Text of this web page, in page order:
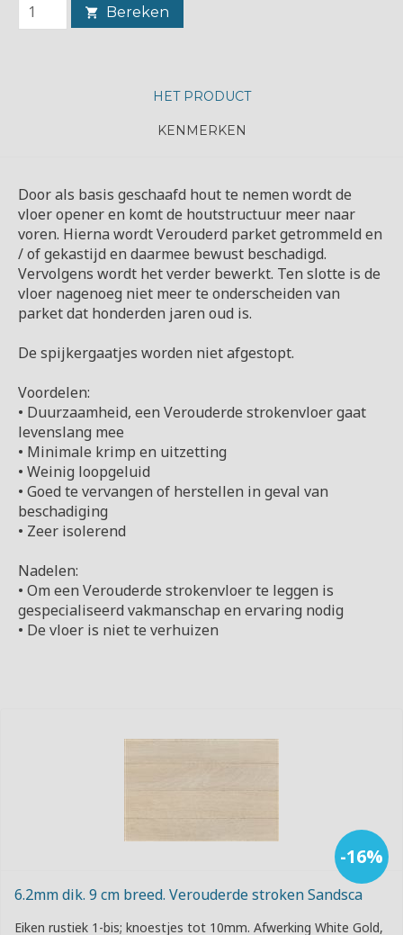
Bereken
HET PRODUCT
KENMERKEN
Door als basis geschaafd hout te nemen wordt de
vloer opener en komt de houtstructuur meer naar
voren. Hierna wordt Verouderd parket getrommeld en
/ of gekastijd en daarmee bewust beschadigd.
Vervolgens wordt het verder bewerkt. Ten slotte is de
vloer nagenoeg niet meer te onderscheiden van
parket dat honderden jaren oud is.
De spijkergaatjes worden niet afgestopt.
Voordelen:
• Duurzaamheid, een Verouderde strokenvloer gaat
levenslang mee
• Minimale krimp en uitzetting
• Weinig loopgeluid
• Goed te vervangen of herstellen in geval van
beschadiging
• Zeer isolerend
Nadelen:
• Om een Verouderde strokenvloer te leggen is
gespecialiseerd vakmanschap en ervaring nodig
• De vloer is niet te verhuizen
-16%
6.2mm dik. 9 cm breed. Verouderde stroken Sandsca
Eiken rustiek 1-bis; knoestjes tot 10mm. Afwerking White Gold,